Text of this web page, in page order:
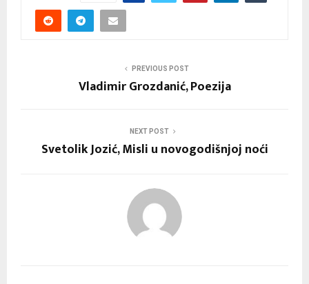
PREVIOUS POST
Vladimir Grozdanić, Poezija
NEXT POST
Svetolik Jozić, Misli u novogodišnjoj noći